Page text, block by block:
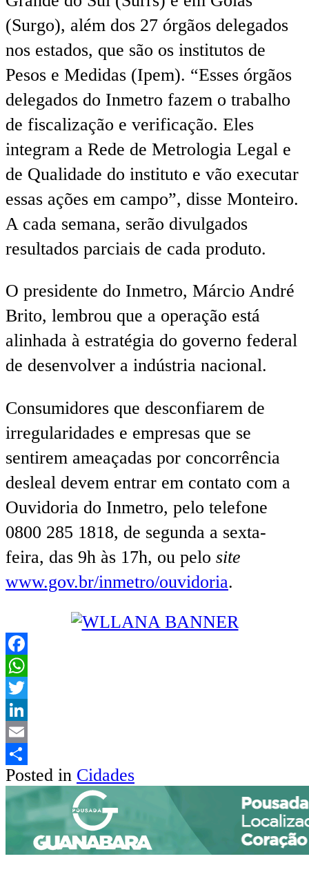
(Surgo), além dos 27 órgãos delegados
nos estados, que são os institutos de
Pesos e Medidas (Ipem). “Esses órgãos
delegados do Inmetro fazem o trabalho
de fiscalização e verificação. Eles
integram a Rede de Metrologia Legal e
de Qualidade do instituto e vão executar
essas ações em campo”, disse Monteiro.
A cada semana, serão divulgados
resultados parciais de cada produto.
O presidente do Inmetro, Márcio André
Brito, lembrou que a operação está
alinhada à estratégia do governo federal
de desenvolver a indústria nacional.
Consumidores que desconfiarem de
irregularidades e empresas que se
sentirem ameaçadas por concorrência
desleal devem entrar em contato com a
Ouvidoria do Inmetro, pelo telefone
0800 285 1818, de segunda a sexta-
feira, das 9h às 17h, ou pelo site
www.gov.br/inmetro/ouvidoria.
Facebook
WhatsApp
Twitter
LinkedIn
Email
Share
Posted in Cidades